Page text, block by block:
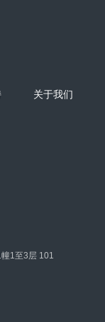
关于我们
1至3层 101